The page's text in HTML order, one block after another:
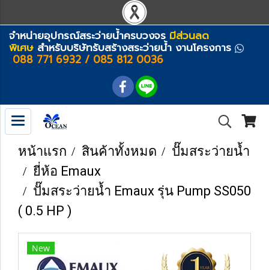
จำหน่ายอุปกรณ์สระว่ายน้ำครบวงจร มีส่วนลด
พิเศษ สำหรับบริษัทรับสร้างสระว่ายน้ำ งานโครงการ
088 771 6932 / 085 812 0036
หน้าแรก สินค้าทั้งหมด
ปั๊มสระว่ายน้ำ
ยี่ห้อ Emaux
ปั๊มสระว่ายน้ำ Emaux รุ่น Pump SS050
( 0.5 HP )
New